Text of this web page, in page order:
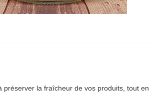
la fraîcheur de vos produits, tout en